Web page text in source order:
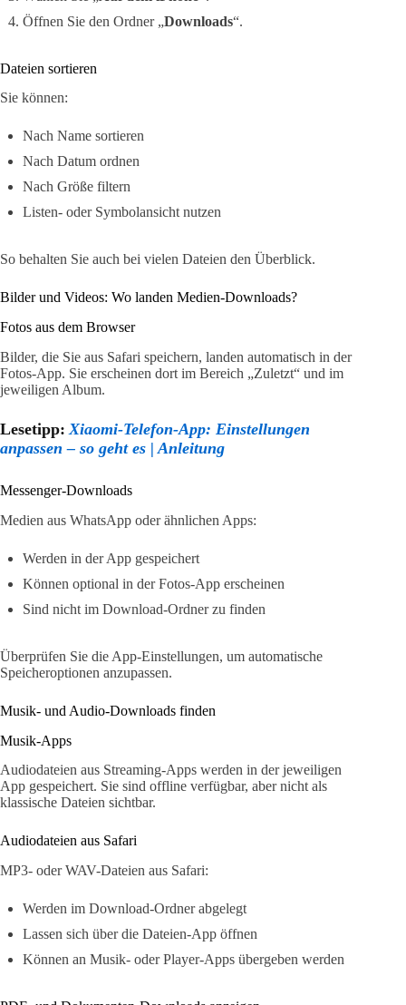
Öffnen Sie den Ordner „Downloads“.
Dateien sortieren
Sie können:
Nach Name sortieren
Nach Datum ordnen
Nach Größe filtern
Listen- oder Symbolansicht nutzen
So behalten Sie auch bei vielen Dateien den Überblick.
Bilder und Videos: Wo landen Medien-Downloads?
Fotos aus dem Browser
Bilder, die Sie aus Safari speichern, landen automatisch in der
Fotos-App. Sie erscheinen dort im Bereich „Zuletzt“ und im
jeweiligen Album.
Lesetipp: Xiaomi-Telefon-App: Einstellungen
anpassen – so geht es | Anleitung
Messenger-Downloads
Medien aus WhatsApp oder ähnlichen Apps:
Werden in der App gespeichert
Können optional in der Fotos-App erscheinen
Sind nicht im Download-Ordner zu finden
Überprüfen Sie die App-Einstellungen, um automatische
Speicheroptionen anzupassen.
Musik- und Audio-Downloads finden
Musik-Apps
Audiodateien aus Streaming-Apps werden in der jeweiligen
App gespeichert. Sie sind offline verfügbar, aber nicht als
klassische Dateien sichtbar.
Audiodateien aus Safari
MP3- oder WAV-Dateien aus Safari:
Werden im Download-Ordner abgelegt
Lassen sich über die Dateien-App öffnen
Können an Musik- oder Player-Apps übergeben werden